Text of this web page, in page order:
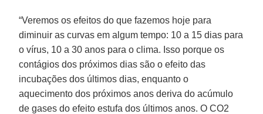
“Veremos os efeitos do que fazemos hoje para
diminuir as curvas em algum tempo: 10 a 15 dias para
o vírus, 10 a 30 anos para o clima. Isso porque os
contágios dos próximos dias são o efeito das
incubações dos últimos dias, enquanto o
aquecimento dos próximos anos deriva do acúmulo
de gases do efeito estufa dos últimos anos. O CO2